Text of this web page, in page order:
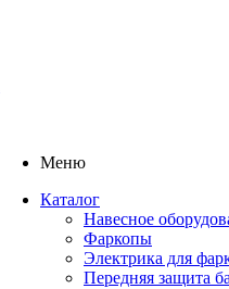
Меню
Каталог
Навесное
Фаркопы
Электрика для
Передняя защита